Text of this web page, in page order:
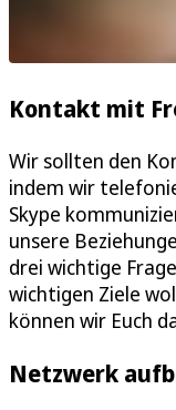
Kontakt mit
Wir sollten den
indem wir
Skype
unsere
drei wichtige
wichtigen Ziele
können wir Euch
Netzwerk